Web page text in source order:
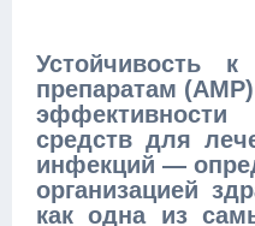
Устойчивость к
препаратам
средств для
инфекций —
организацией
как одна из